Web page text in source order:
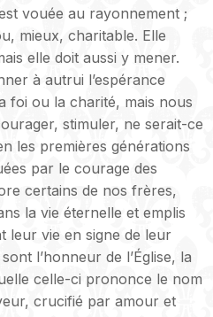
vouée au rayonnement ;
mieux, charitable. Elle
elle doit aussi y mener.
à autrui l’espérance
foi ou la charité, mais nous
stimuler, ne serait-ce
les premières générations
par le courage des
certains de nos frères,
la vie éternelle et emplis
leur vie en signe de leur
l’honneur de l’Église, la
celle-ci prononce le nom
crucifié par amour et